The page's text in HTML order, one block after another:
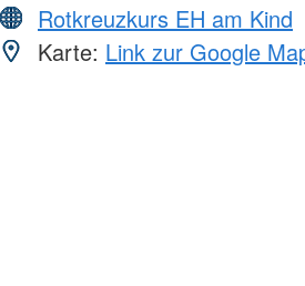
Rotkreuzkurs EH am Kind
Karte: Link zur Google